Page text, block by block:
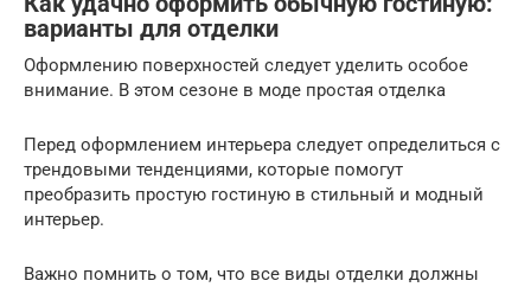
варианты для отделки
Оформлению поверхностей следует уделить особое
внимание. В этом сезоне в моде простая отделка
Перед оформлением интерьера следует определиться с
трендовыми тенденциями, которые помогут
преобразить простую гостиную в стильный и модный
интерьер.
Важно помнить о том, что все виды отделки должны